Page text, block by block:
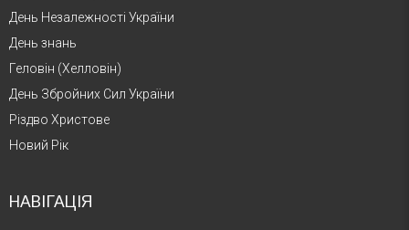
День Незалежності України
День знань
Геловін (Хелловін)
День Збройних Сил України
Різдво Христове
Новий Рік
НАВІГАЦІЯ